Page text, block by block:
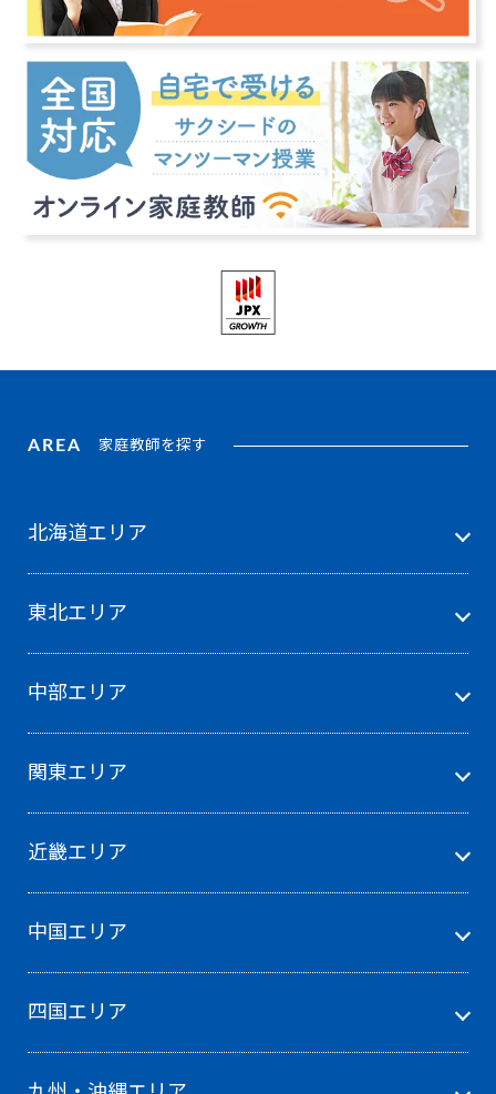
AREA 家庭教師を探す
北海道エリア
東北エリア
中部エリア
関東エリア
近畿エリア
中国エリア
四国エリア